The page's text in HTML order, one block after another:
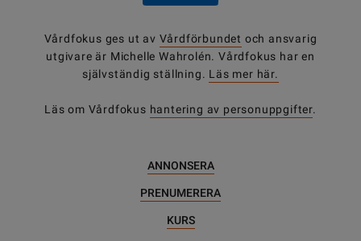
Vårdfokus ges ut av Vårdförbundet och ansvarig
utgivare är Michelle Wahrolén. Vårdfokus har en
självständig ställning. Läs mer här.
Läs om Vårdfokus hantering av personuppgifter.
ANNONSERA
PRENUMERERA
KURS